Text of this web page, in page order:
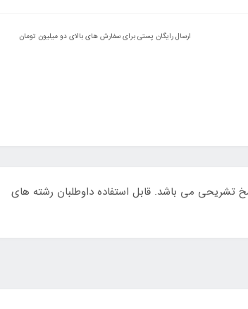
ارسال رایگان پستی برای سفارش های بالای دو میلیون تومان
درسی و سوالات آزمونهای کارشناسی ارشد دانشگاه های سراسری و آزاد سالهای 80 تا 91 با پاسخ تشریحی می باشد. قابل استفاده داوطلبان رشته های